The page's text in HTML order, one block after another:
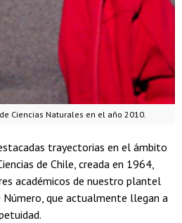
Ciencias Naturales en el año 2010.
trayectorias en el ámbito
de Chile, creada en 1964,
académicos de nuestro plantel
que actualmente llegan a